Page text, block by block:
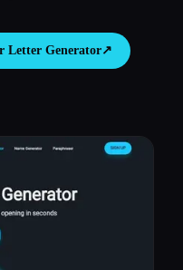
Letter Generator↗︎